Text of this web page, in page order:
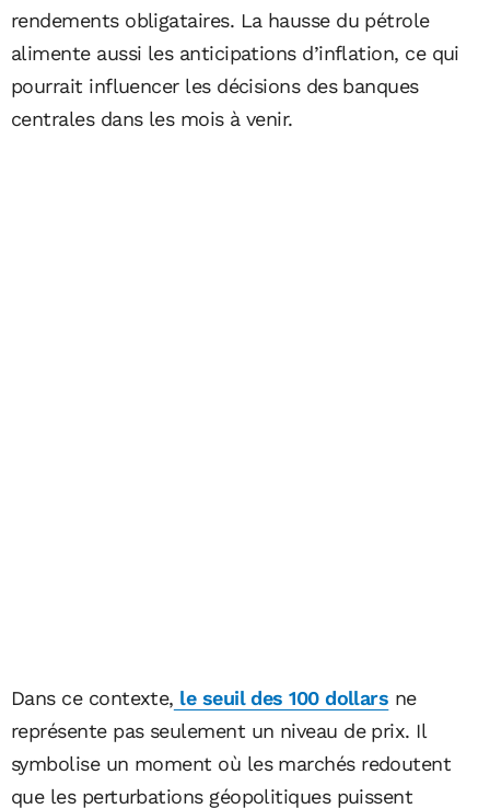
rendements obligataires. La hausse du pétrole
alimente aussi les anticipations d’inflation, ce qui
pourrait influencer les décisions des banques
centrales dans les mois à venir.
Dans ce contexte, le seuil des 100 dollars ne
représente pas seulement un niveau de prix. Il
symbolise un moment où les marchés redoutent
que les perturbations géopolitiques puissent